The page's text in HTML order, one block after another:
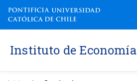
Instituto de Economía